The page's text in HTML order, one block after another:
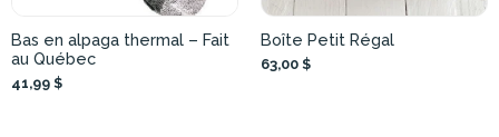
Bas en alpaga thermal – Fait
au Québec
41,99 $
Boîte Petit Régal
63,00 $